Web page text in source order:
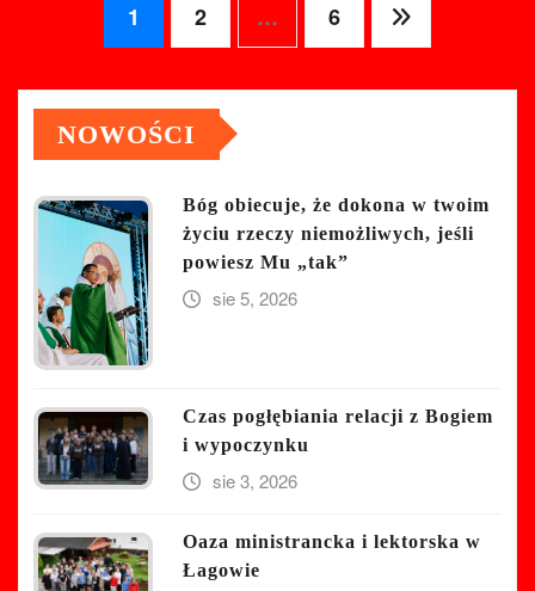
Stronicowanie
wpisów
1 2 … 6
NOWOŚCI
Bóg obiecuje, że dokona w twoim
życiu rzeczy niemożliwych, jeśli
powiesz Mu „tak”
sie 5, 2026
Czas pogłębiania relacji z Bogiem
i wypoczynku
sie 3, 2026
Oaza ministrancka i lektorska w
Łagowie